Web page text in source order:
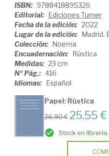
ISBN: 9788418895326
Editorial: Ediciones Turner
Fecha de la edición: 2022
Lugar de la edición: Madrid.
Colección: Noema
Encuadernación: Rústica
Medidas: 23 cm
Nº Pág.: 416
Idiomas: Español
Papel: Rústica
26,90 € 25,55 €
Stock en